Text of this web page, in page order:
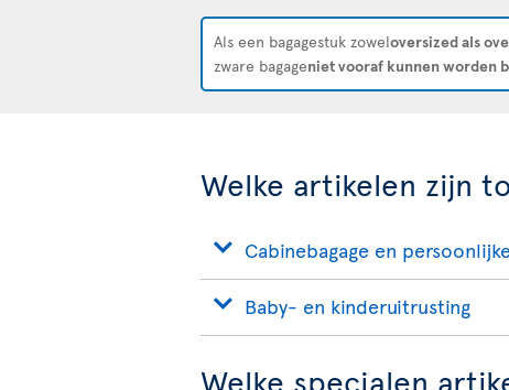
Als een bagagestuk zoweloversized als
zware bagageniet vooraf kunnen worden
Welke artikelen zijn
Cabinebagage en
Baby- en kinderuitrusting
Welke specialen